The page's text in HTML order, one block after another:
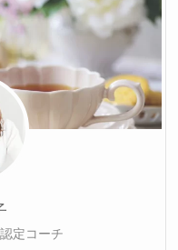
定コーチ